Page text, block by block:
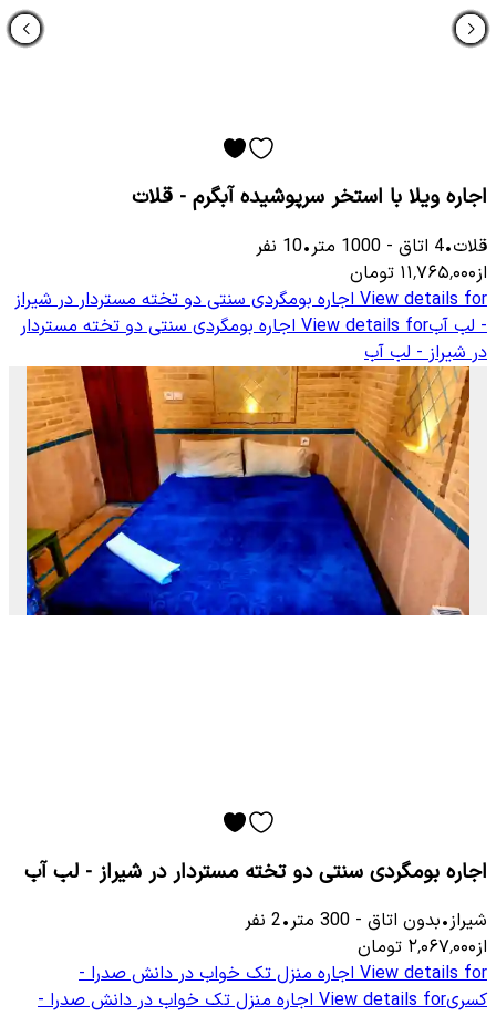
اجاره ویلا با استخر سرپوشیده آبگرم - قلات
قلات•
4 اتاق -
1000 متر•
10 نفر
از۱۱٬۷۶۵٬۰۰۰ تومان
View details for اجاره بومگردی سنتی دو تخته مستردار در شیراز
- لب آبView details for اجاره بومگردی سنتی دو تخته مستردار
در شیراز - لب آب
اجاره بومگردی سنتی دو تخته مستردار در شیراز - لب آب
شیراز•بدون اتاق -
300 متر•
2 نفر
از۲٬۰۶۷٬۰۰۰ تومان
View details for اجاره منزل تک خواب در دانش صدرا -
کسریView details for اجاره منزل تک خواب در دانش صدرا -